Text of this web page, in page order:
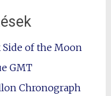
Side of the Moon
GMT
Chronograph